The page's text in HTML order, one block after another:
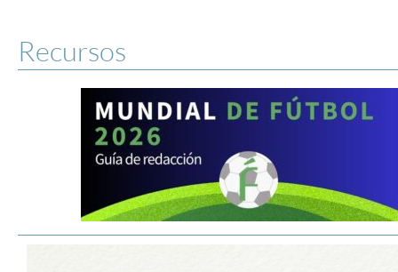
Recursos